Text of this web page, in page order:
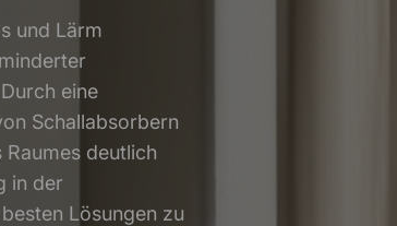
und Lärm
eine
Schallabsorbern
deutlich
in der
Lösungen zu